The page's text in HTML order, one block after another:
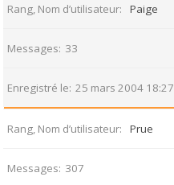
Rang, Nom d’utilisateur Paige
Messages 33
Enregistré le 25 mars 2004 18:27
Rang, Nom d’utilisateur Prue
Messages 307